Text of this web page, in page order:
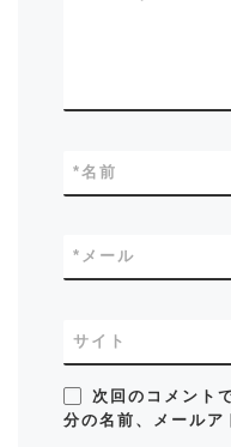
名前
*
メール
*
サイト
次回のコメント
分の名前、メールア